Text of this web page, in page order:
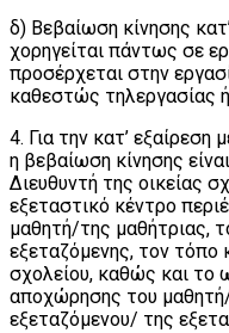
δ) Βεβαίωση κίνησης
χορηγείται πάντως σε
προσέρχεται στην
καθεστώς τηλεργασίας
4. Για την κατ’
η βεβαίωση κίνησης
Διευθυντή της οικείας
εξεταστικό κέντρο
μαθητή/της μαθήτριας,
εξεταζόμενης, τον τόπο
σχολείου, καθώς και το
αποχώρησης του
εξεταζόμενου/ της